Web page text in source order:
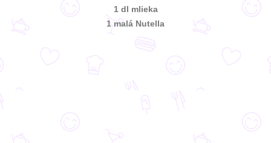
1 dl mlieka
1 malá Nutella